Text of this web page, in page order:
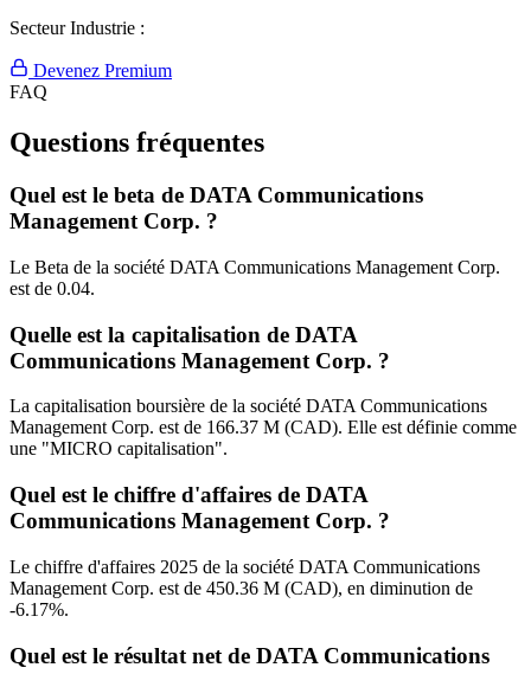
Secteur Industrie :
Devenez Premium
FAQ
Questions fréquentes
Quel est le beta de DATA Communications
Management Corp. ?
Le Beta de la société DATA Communications Management Corp.
est de 0.04.
Quelle est la capitalisation de DATA
Communications Management Corp. ?
La capitalisation boursière de la société DATA Communications
Management Corp. est de 166.37 M (CAD). Elle est définie comme
une "MICRO capitalisation".
Quel est le chiffre d'affaires de DATA
Communications Management Corp. ?
Le chiffre d'affaires 2025 de la société DATA Communications
Management Corp. est de 450.36 M (CAD), en diminution de
-6.17%.
Quel est le résultat net de DATA Communications